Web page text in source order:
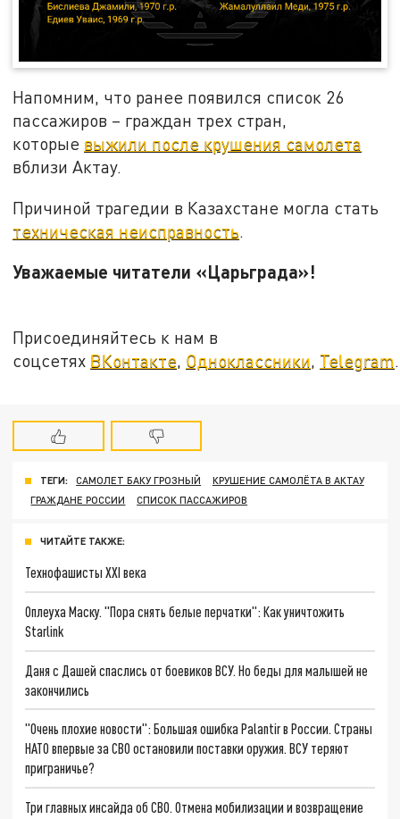
Напомним, что ранее появился список 26
пассажиров – граждан трех стран,
которые выжили после крушения самолета
вблизи Актау.
Причиной трагедии в Казахстане могла стать
техническая неисправность
Уважаемые читатели «Царьграда»!
Присоединяйтесь к нам в
соцсетях ВКонтакте, Одноклассники, Telegram.
ТЕГИ: САМОЛЕТ БАКУ ГРОЗНЫЙ
КРУШЕНИЕ САМОЛЁТА В АКТАУ
ГРАЖДАНЕ РОССИИ
СПИСОК ПАССАЖИРОВ
ЧИТАЙТЕ ТАКЖЕ:
Технофашисты XXI века
Оплеуха Маску. "Пора снять белые перчатки": Как уничтожить
Starlink
Даня с Дашей спаслись от боевиков ВСУ. Но беды для малышей не
закончились
"Очень плохие новости": Большая ошибка Palantir в России. Страны
НАТО впервые за СВО остановили поставки оружия. ВСУ теряют
приграничье?
Три главных инсайда об СВО. Отмена мобилизации и возвращение